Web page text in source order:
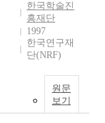
한국학술진
흥재단
1997
한국연구재
단(NRF)
원문
보기